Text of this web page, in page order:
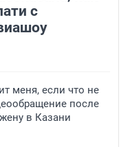
с
меня, если что не
после
в Казани